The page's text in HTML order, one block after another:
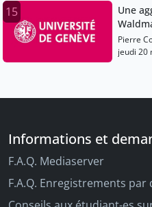
15
Une
âge du
Pierre
Gardaz
jeudi 20
Informations et
F.A.Q. Mediaserver
F.A.Q. Enregistrements par